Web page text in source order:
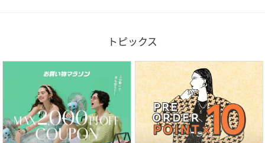
トピックス